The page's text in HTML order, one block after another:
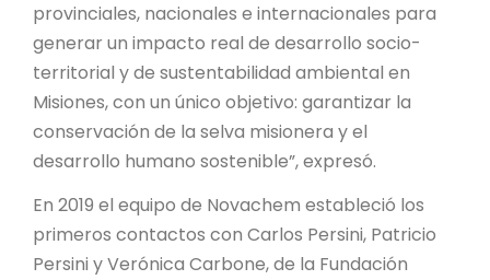
provinciales, nacionales e internacionales para
generar un impacto real de desarrollo socio-
territorial y de sustentabilidad ambiental en
Misiones, con un único objetivo: garantizar la
conservación de la selva misionera y el
desarrollo humano sostenible”, expresó.
En 2019 el equipo de Novachem estableció los
primeros contactos con Carlos Persini, Patricio
Persini y Verónica Carbone, de la Fundación